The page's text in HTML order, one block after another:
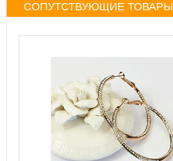
СОПУТСТВУЮЩИЕ ТОВАРЫ